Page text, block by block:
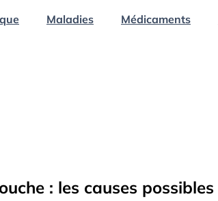
Maladies Médicaments
: les causes possibles